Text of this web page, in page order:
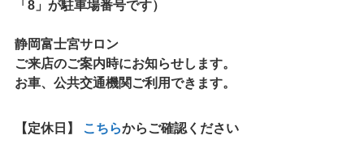
「8」が駐車場番号です）
静岡富士宮サロン
ご来店のご案内時にお知らせします。
お車、公共交通機関ご利用できます。
【定休日】 こちらからご確認ください